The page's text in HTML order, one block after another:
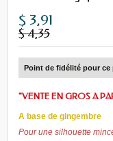
$ 3,91
$ 4,35
Point de fidélité pour ce
"VENTE EN GROS A
A base de gingembre
Pour une silhouette